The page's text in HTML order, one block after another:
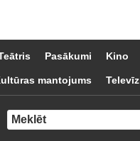
Pasākumi Kino
mantojums